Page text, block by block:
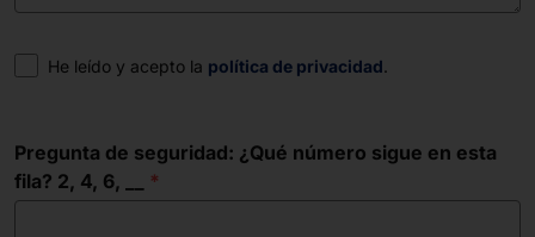
Consentimiento
He leído y acepto la política de privacidad.
Pregunta de seguridad: ¿Qué número sigue en esta
fila? 2, 4, 6, __